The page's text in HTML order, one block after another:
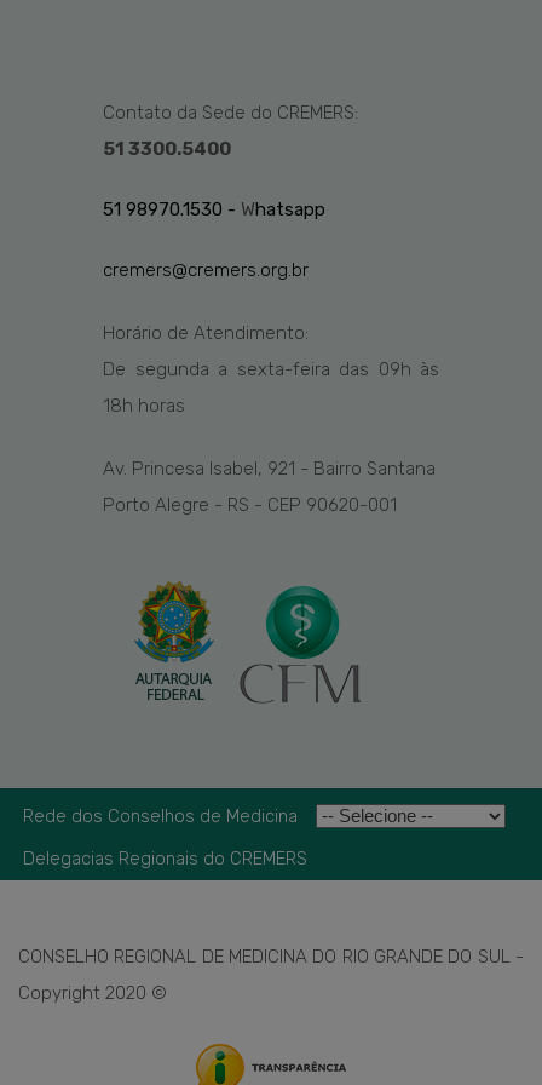
Contato da Sede do CREMERS:
51 3300.5400
51 98970.1530 - Whatsapp
cremers@cremers.org.br
Horário de Atendimento:
De segunda a sexta-feira das 09h às
18h horas
Av. Princesa Isabel, 921 - Bairro Santana
Porto Alegre - RS - CEP 90620-001
Rede dos Conselhos de Medicina
Delegacias Regionais do CREMERS
CONSELHO REGIONAL DE MEDICINA DO RIO GRANDE DO SUL -
Copyright 2020 ©